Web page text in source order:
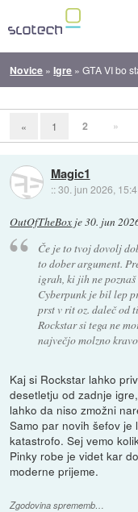
Novice »Igre »GTA VI bo
« 1 2 »
Magic1
::30. jun 2026,
OutOfTheBox je30. jun
Če je to tvoj dovolj
to dober argument.
igrah, ki jih ne
Cyberpunk je bil lep
prst v rit oz. daleč od
Rockstar si tega ne
največjo molzno
Kaj si Rockstar lahko
desetletju od zadnje
lahko da niso zmožni
Samo par novih šefov
katastrofo. Sej vemo
Pinky robe je videt kar
moderne prijeme.
Zgodovina sprememb…